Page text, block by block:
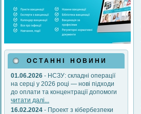
О С Т А Н Н І Н О В И Н И
01.06.2026 - НСЗУ: складні операції
на серці у 2026 році — нові підходи
до оплати та концентрації допомоги
читати далі...
16.02.2024 - Проект з кібербезпеки